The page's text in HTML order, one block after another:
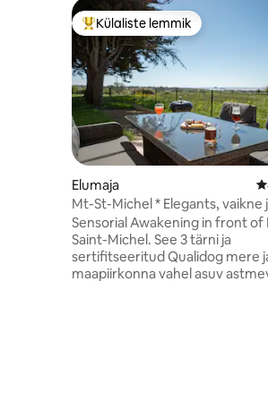
Külaliste suur lemmik
Külaliste lemmik
Elumaja
Mt-St-Michel * Elegants, vaikne
Sensorial Awakening in front of
Saint-Michel. See 3 tärni ja
sertifitseeritud Qualidog mere
maapiirkonna vahel asuv